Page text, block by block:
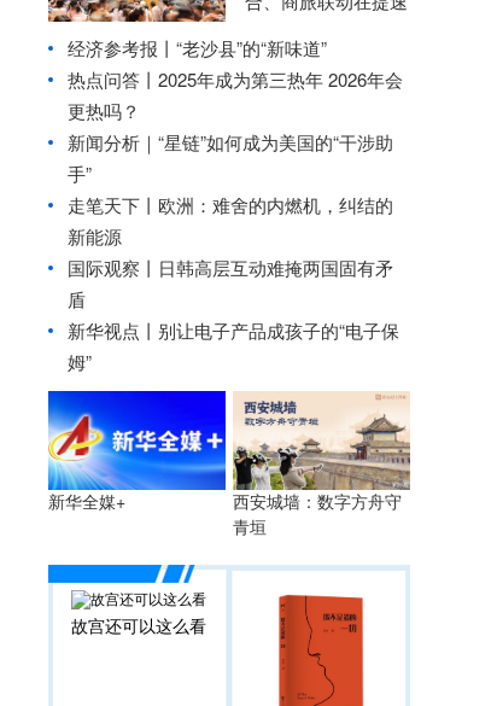
经济参考报丨 “老沙县”的“新味道”
热点问答丨2025年成为第三热年 2026年会
更热吗？
新闻分析｜“星链”如何成为美国的“干涉助
手”
走笔天下丨 欧洲：难舍的内燃机，纠结的
新能源
国际观察丨
日韩高层互动难掩两国固有矛
盾
新华视点丨 别让电子产品成孩子的“电子保
姆”
新华全媒+
西安城墙：数字方舟守
青垣
故宫还可以这么看